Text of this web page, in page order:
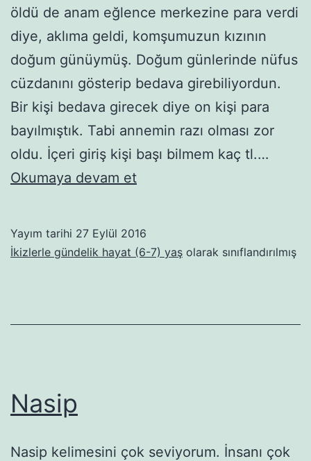
öldü de anam eğlence merkezine para verdi
diye, aklıma geldi, komşumuzun kızının
doğum günüymüş. Doğum günlerinde nüfus
cüzdanını gösterip bedava girebiliyordun.
Bir kişi bedava girecek diye on kişi para
bayılmıştık. Tabi annemin razı olması zor
oldu. İçeri giriş kişi başı bilmem kaç tl.…
Okumaya devam etKısa
Yayım tarihi 27 Eylül 2016
İkizlerle gündelik hayat (6-7) yaş olarak sınıflandırılmış
Nasip
Nasip kelimesini çok seviyorum. İnsanı çok